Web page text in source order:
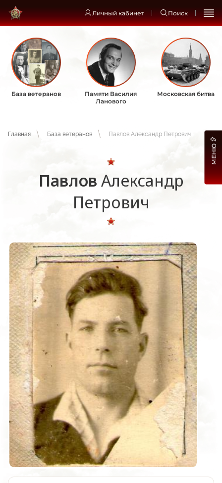
Личный кабинет Поиск
База ветеранов
Памяти Василия
Ланового
Московская битва
Главная База ветеранов Павлов Александр Петрович
Павлов Александр
Петрович
МЕНЮ